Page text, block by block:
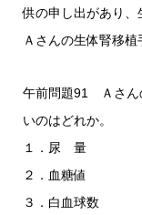
供の申し出があり、
Ａさんの生体腎移植
午前問題91 Ａさん
いのはどれか。
１．尿 量
２．血糖値
３．白血球数